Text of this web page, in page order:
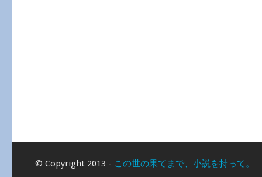
© Copyright 2013 - この世の果てまで、小説を持って。